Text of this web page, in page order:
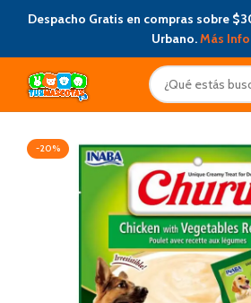
Despacho Gratis en compras sobre
Urbano.Más Info
-20%